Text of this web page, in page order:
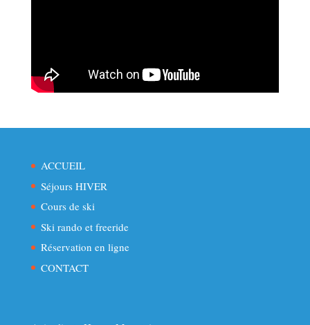
ACCUEIL
Séjours HIVER
Cours de ski
Ski rando et freeride
Réservation en ligne
CONTACT